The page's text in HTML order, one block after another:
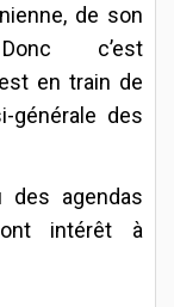
de son
c’est
en train de
générale des
agendas
ont intérêt à